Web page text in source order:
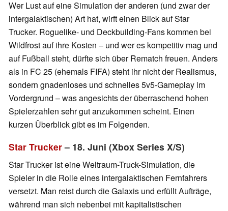
Wer Lust auf eine Simulation der anderen (und zwar der
intergalaktischen) Art hat, wirft einen Blick auf Star
Trucker. Roguelike- und Deckbuilding-Fans kommen bei
Wildfrost auf ihre Kosten – und wer es kompetitiv mag und
auf Fußball steht, dürfte sich über Rematch freuen. Anders
als in FC 25 (ehemals FIFA) steht ihr nicht der Realismus,
sondern gnadenloses und schnelles 5v5-Gameplay im
Vordergrund – was angesichts der überraschend hohen
Spielerzahlen sehr gut anzukommen scheint. Einen
kurzen Überblick gibt es im Folgenden.
Star Trucker– 18. Juni (Xbox Series X/S)
Star Trucker ist eine Weltraum-Truck-Simulation, die
Spieler in die Rolle eines intergalaktischen Fernfahrers
versetzt. Man reist durch die Galaxis und erfüllt Aufträge,
während man sich nebenbei mit kapitalistischen